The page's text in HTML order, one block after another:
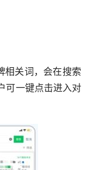
相关词，会在搜索
可一键点击进入对